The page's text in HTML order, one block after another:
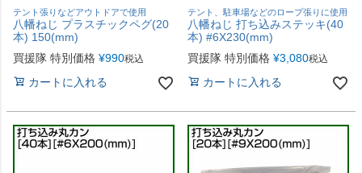
テント張りなどアウトドアで使用
八幡ねじ プラスチックペグ(20
本) 150(mm)
買援隊 特別価格 ¥990税込
カートに入れる
テント、駐車場などのロープ張りに使用
八幡ねじ 打ち込みステッキ(40
本) #6X230(mm)
買援隊 特別価格 ¥3,080税込
カートに入れる